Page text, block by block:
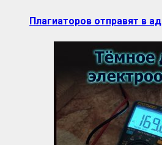
Плагиаторов отправят в ад